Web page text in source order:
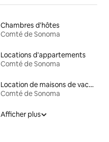
Chambres d'hôtes
Comté de Sonoma
Locations d'appartements
Comté de Sonoma
Location de maisons de vacances
Comté de Sonoma
Afficher plus